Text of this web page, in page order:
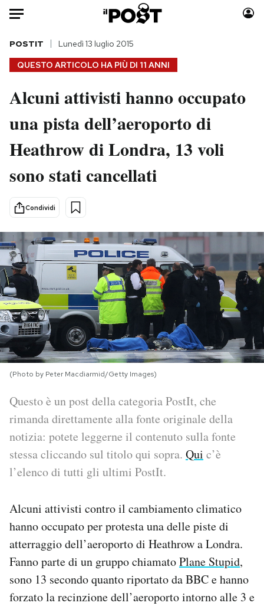
HOME
Italia
Politica
Tecnologia
Scienza
Cultura
Economia
Sport
Moda
Consumismi
Storie/Idee
Media
Mondiali calcio 2026
PODCAST
NEWSLETTER
I MIEI PREFERITI
SHOP
CALENDARIO
AREA PERSONALE
Area Personale
Newsletter
Notifiche mobile
Regala il Post
Hai bisogno di aiuto?
Esci
QUESTO ARTICOLO HA PIÙ DI 11 ANNI
POSTIT Lunedì 13 luglio 2015
Alcuni attivisti hanno occupato
una pista dell’aeroporto di
Heathrow di Londra, 13 voli
sono stati cancellati
Condividi
(Photo by Peter Macdiarmid/Getty Images)
Questo è un post della categoria PostIt, che
rimanda direttamente alla fonte originale della
notizia: potete leggerne il contenuto sulla fonte
stessa cliccando sul titolo qui sopra. Qui c’è
l’elenco di tutti gli ultimi PostIt.
Alcuni attivisti contro il cambiamento climatico
hanno occupato per protesta una delle piste di
atterraggio dell’aeroporto di Heathrow a Londra.
Fanno parte di un gruppo chiamatoPlane Stupid,
sono 13 secondo quanto riportato da BBC e hanno
forzato la recinzione dell’aeroporto intorno alle 3 e